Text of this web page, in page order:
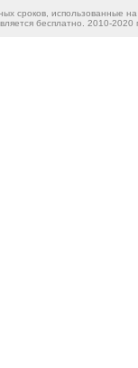
сроков, использованные
бесплатно. 2010-2020